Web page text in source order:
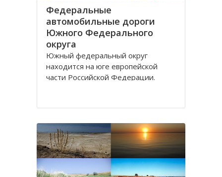
Федеральные
автомобильные дороги
Южного Федерального
округа
Южный федеральный округ
находится на юге европейской
части Российской Федерации.
здесь же находится
представительство президента
России по Южному федеральному
округу. Округ занимает площадь
420,9 тысяч квадратных